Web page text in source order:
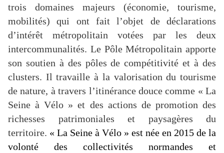
trois domaines majeurs (économie, tourisme,
mobilités) qui ont fait l’objet de déclarations
d’intérêt métropolitain votées par les deux
intercommunalités. Le Pôle Métropolitain apporte
son soutien à des pôles de compétitivité et à des
clusters. Il travaille à la valorisation du tourisme
de nature, à travers l’itinérance douce comme « La
Seine à Vélo » et des actions de promotion des
richesses patrimoniales et paysagères du
territoire. « La Seine à Vélo » est née en 2015 de la
volonté des collectivités normandes et